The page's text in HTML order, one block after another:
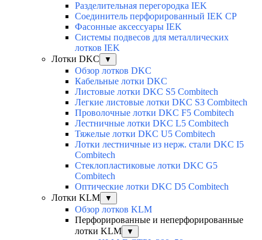
Разделительная перегородка IEK
Соединитель перфорированный IEK CP
Фасонные аксессуары IEK
Системы подвесов для металлических
лотков IEK
Лотки DKC
▼
Обзор лотков DKC
Кабельные лотки DKC
Листовые лотки DKC S5 Combitech
Легкие листовые лотки DKC S3 Combitech
Проволочные лотки DKC F5 Combitech
Лестничные лотки DKC L5 Combitech
Тяжелые лотки DKC U5 Combitech
Лотки лестничные из нерж. стали DKC I5
Combitech
Стеклопластиковые лотки DKC G5
Combitech
Оптические лотки DKC D5 Combitech
Лотки KLM
▼
Обзор лотков KLM
Перфорированные и неперфорированные
лотки KLM
▼